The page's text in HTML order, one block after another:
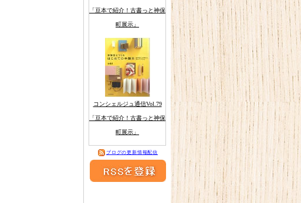
「豆本で紹介！古書っと神保
町展示」
コンシェルジュ通信Vol.79
「豆本で紹介！古書っと神保
町展示」
ブログの更新情報配信